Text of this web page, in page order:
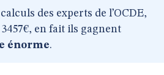
des experts de l’OCDE,
en fait ils gagnent
énorme.